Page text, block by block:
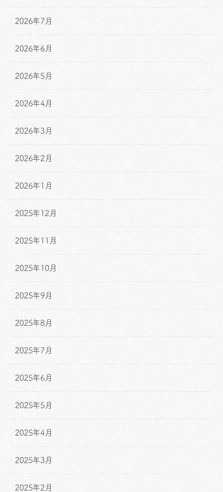
2026年7月
2026年6月
2026年5月
2026年4月
2026年3月
2026年2月
2026年1月
2025年12月
2025年11月
2025年10月
2025年9月
2025年8月
2025年7月
2025年6月
2025年5月
2025年4月
2025年3月
2025年2月